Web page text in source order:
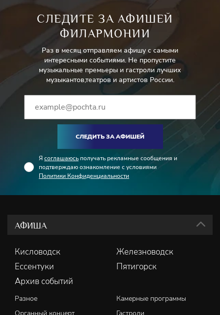
СЛЕДИТЕ ЗА АФИШЕЙ
ФИЛАРМОНИИ
Раз в месяц отправляем афишу с самыми
интересными событиями. Не пропустите
музыкальные премьеры и гастроли лучших
музыкантов,театров и артистов России.
СЛЕДИТЬ ЗА АФИШЕЙ
Я соглашаюсь получать рекламные сообщения и
подтверждаю ознакомление с условиями
Политики Конфиденциальности
АФИША
Кисловодск
Железноводск
Ессентуки
Пятигорск
Архив событий
Разное
Камерные программы